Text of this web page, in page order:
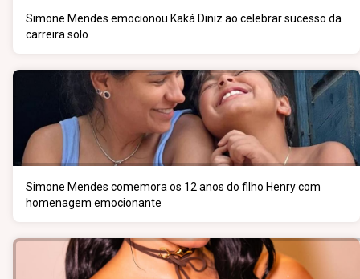
Simone Mendes emocionou Kaká Diniz ao celebrar sucesso da
carreira solo
Simone Mendes comemora os 12 anos do filho Henry com
homenagem emocionante